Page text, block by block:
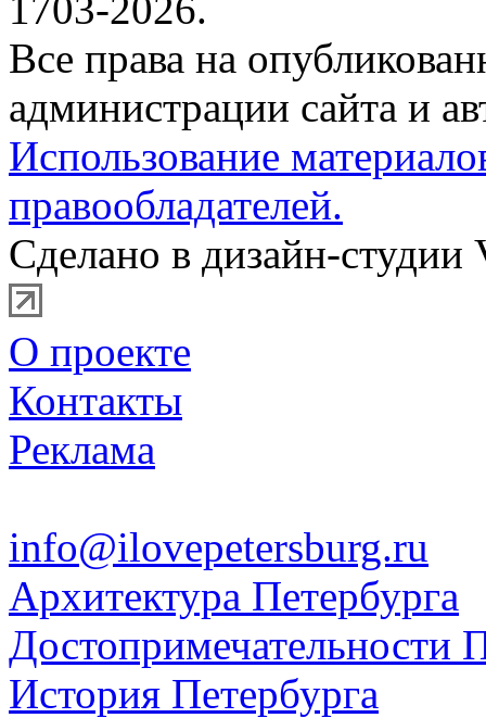
Все права на
администрации сайта и
Использование
правообладателей.
Сделано в дизайн-студии
О проекте
Контакты
Реклама
info@ilovepetersburg.ru
Архитектура Петербурга
Достопримечательности
История Петербурга